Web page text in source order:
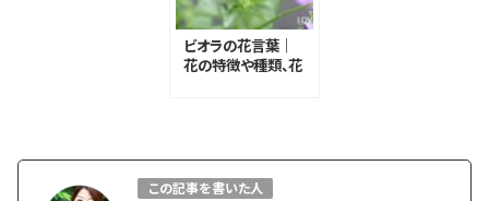
ビオラの花言葉｜
花の特徴や種類、花
この記事を書いた人